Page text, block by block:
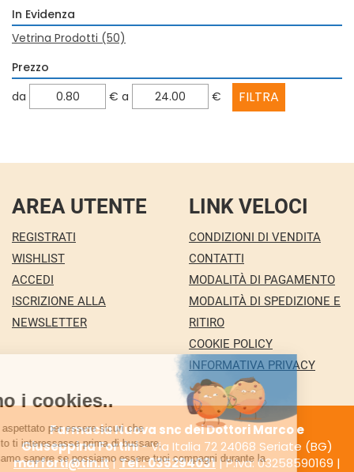
In Evidenza
Vetrina Prodotti (50)
Prezzo
filtra
da € filtra
a €
AREA UTENTE
REGISTRATI
WISHLIST
ACCEDI
ISCRIZIONE ALLA
NEWSLETTER
LINK VELOCI
CONDIZIONI DI VENDITA
CONTATTI
MODALITÀ DI PAGAMENTO
MODALITÀ DI SPEDIZIONE E
RITIRO
COOKIE POLICY
INFORMATIVA PRIVACY
Farmacia Nuova snc dei Dottori Marco e
Giuseppina Fortini- Via Italia 72 24068 Seriate (BG)
marforti@tin.it|Tel.: 035294031| P.Iva: 03258590169 |